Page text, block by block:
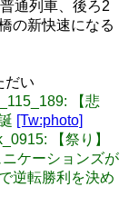
通列車、後ろ2
の新快速になる
だい
【悲
[Tw:photo]
【祭り】
ケーションズが
逆転勝利を決め